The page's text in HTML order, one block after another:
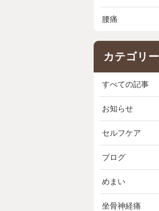
腰痛
カテゴリー
すべての記事
お知らせ
セルフケア
ブログ
めまい
坐骨神経痛